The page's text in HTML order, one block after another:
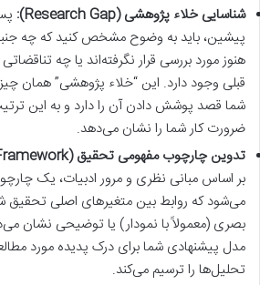
شناسایی خلاء پژوهشی (Research Gap):
پیشین، باید به وضوح مشخص کنید که چه
هنوز مورد بررسی قرار نگرفته‌اند یا چه
قبلی وجود دارد. این “خلاء پژوهشی” همان
شما قصد پوشش دادن آن را دارد و به این
ضرورت کار شما را نشان می‌دهد.
تدوین چارچوب مفهومی تحقیق (Conceptual Framework):
بر اساس مبانی نظری و مرور ادبیات، یک
می‌شود که روابط بین متغیرهای اصلی تحقیق
بصری (معمولاً با نمودار) یا توضیحی نشان
مدل پیشنهادی شما برای درک پدیده مورد
تحلیل‌ها را ترسیم می‌کند.